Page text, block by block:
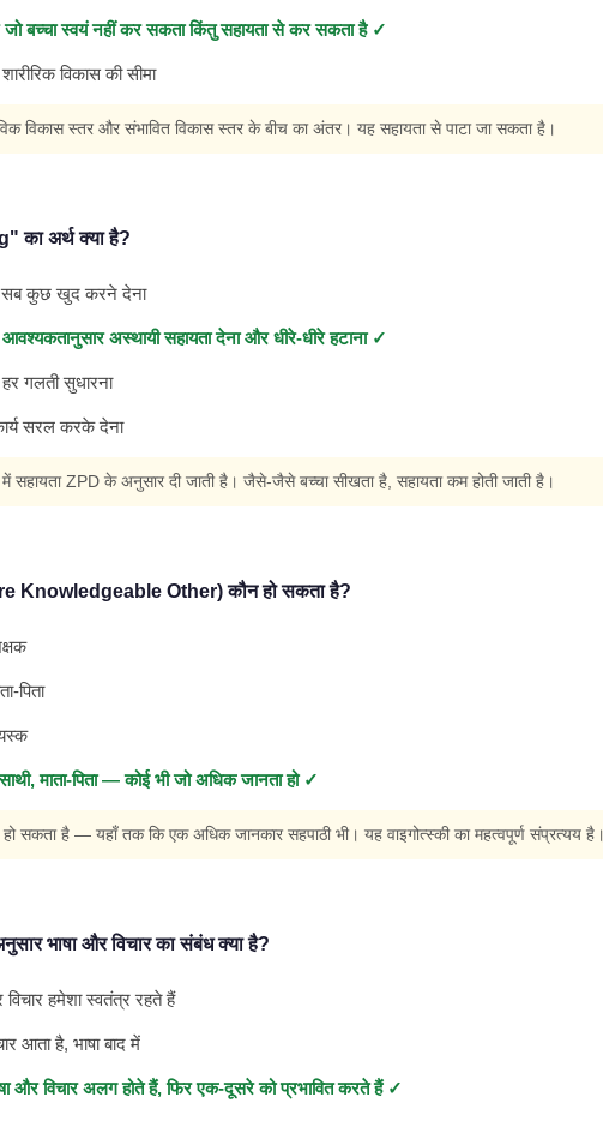
जो बच्चा स्वयं नहीं कर सकता किंतु सहायता से कर सकता है ✓
विकास की सीमा
विकास स्तर और संभावित विकास स्तर के बीच का अंतर। यह सहायता से पाटा जा सकता है।
का अर्थ क्या है?
सब कुछ खुद करने देना
अस्थायी सहायता देना और धीरे-धीरे हटाना ✓
गलती सुधारना
सरल करके देना
सहायता ZPD के अनुसार दी जाती है। जैसे-जैसे बच्चा सीखता है, सहायता कम होती जाती है।
Knowledgeable Other) कौन हो सकता है?
पिता
माता-पिता — कोई भी जो अधिक जानता हो ✓
सकता है — यहाँ तक कि एक अधिक जानकार सहपाठी भी। यह वाइगोत्स्की का महत्वपूर्ण संप्रत्यय है।
भाषा और विचार का संबंध क्या है?
विचार हमेशा स्वतंत्र रहते हैं
आता है, भाषा बाद में
और विचार अलग होते हैं, फिर एक-दूसरे को प्रभावित करते हैं ✓